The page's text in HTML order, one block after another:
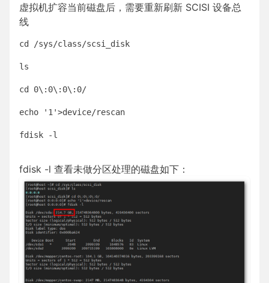
虚拟机扩容当前磁盘后，需要重新刷新 SCISI 设备总
线
cd /sys/class/scsi_disk
ls
cd 0\:0\:0\:0/
echo '1'>device/rescan
fdisk -l
fdisk -l 查看未做分区处理的磁盘如下：